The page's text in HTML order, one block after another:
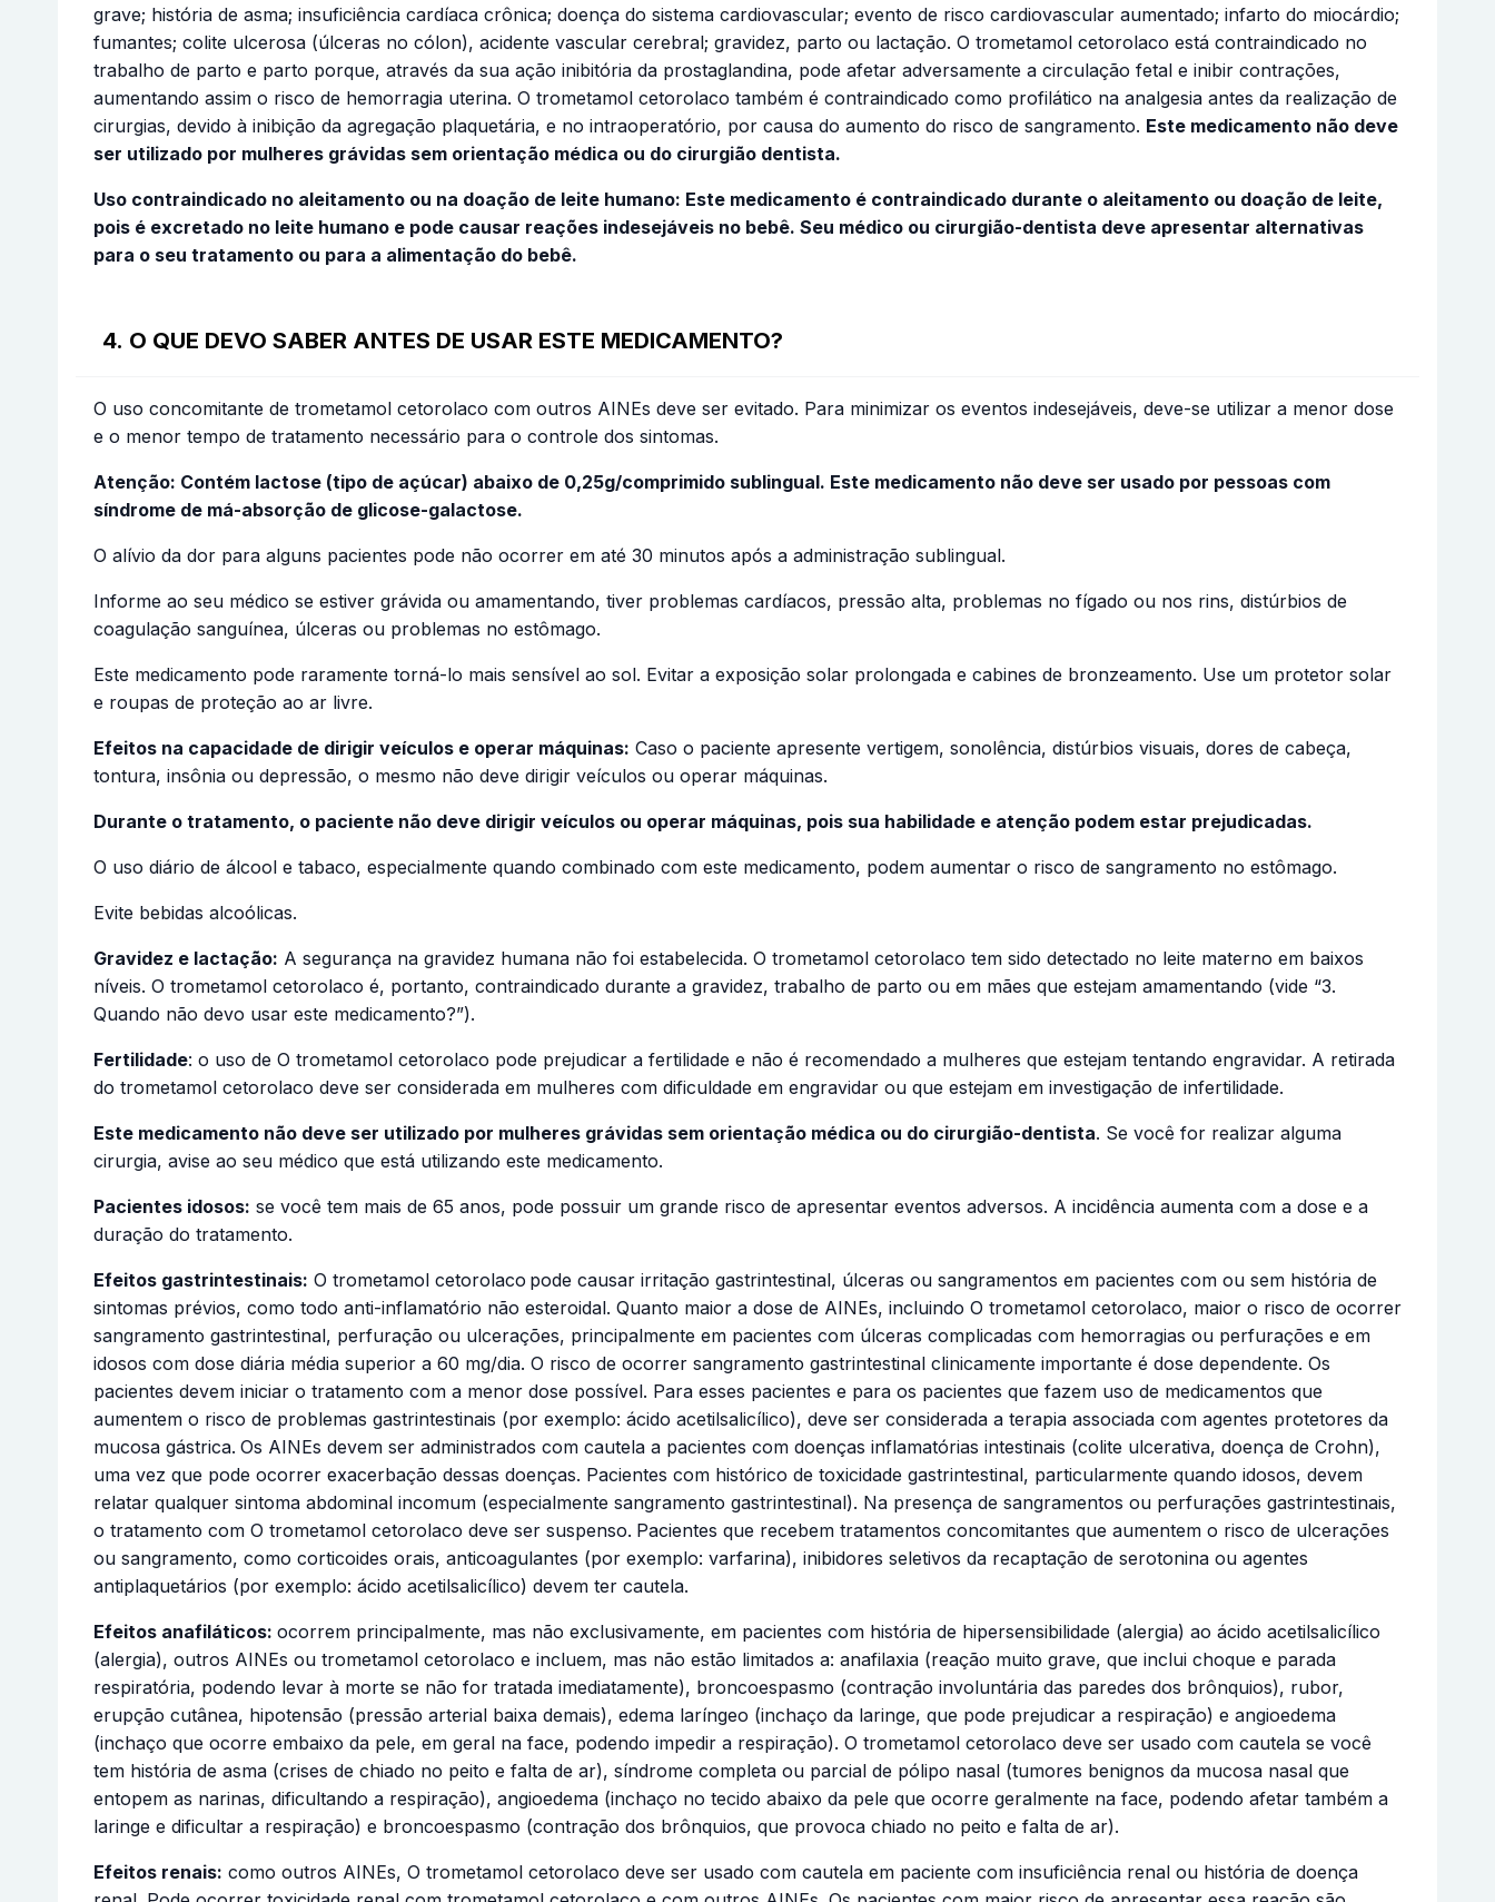
grave; história de asma; insuficiência cardíaca crônica; doença do sistema cardiovascular; evento de risco cardiovascular aumentado; infarto do miocárdio;
fumantes; colite ulcerosa (úlceras no cólon), acidente vascular cerebral; gravidez, parto ou lactação. O trometamol cetorolaco está contraindicado no
trabalho de parto e parto porque, através da sua ação inibitória da prostaglandina, pode afetar adversamente a circulação fetal e inibir contrações,
aumentando assim o risco de hemorragia uterina. O trometamol cetorolaco também é contraindicado como profilático na analgesia antes da realização de
cirurgias, devido à inibição da agregação plaquetária, e no intraoperatório, por causa do aumento do risco de sangramento. Este medicamento não deve
ser utilizado por mulheres grávidas sem orientação médica ou do cirurgião dentista.
Uso contraindicado no aleitamento ou na doação de leite humano: Este medicamento é contraindicado durante o aleitamento ou doação de leite,
pois é excretado no leite humano e pode causar reações indesejáveis no bebê. Seu médico ou cirurgião-dentista deve apresentar alternativas
para o seu tratamento ou para a alimentação do bebê.
4. O QUE DEVO SABER ANTES DE USAR ESTE MEDICAMENTO?
O uso concomitante de trometamol cetorolaco com outros AINEs deve ser evitado. Para minimizar os eventos indesejáveis, deve-se utilizar a menor dose
e o menor tempo de tratamento necessário para o controle dos sintomas.
Atenção: Contém lactose (tipo de açúcar) abaixo de 0,25g/comprimido sublingual. Este medicamento não deve ser usado por pessoas com
síndrome de má-absorção de glicose-galactose.
O alívio da dor para alguns pacientes pode não ocorrer em até 30 minutos após a administração sublingual.
Informe ao seu médico se estiver grávida ou amamentando, tiver problemas cardíacos, pressão alta, problemas no fígado ou nos rins, distúrbios de
coagulação sanguínea, úlceras ou problemas no estômago.
Este medicamento pode raramente torná-lo mais sensível ao sol. Evitar a exposição solar prolongada e cabines de bronzeamento. Use um protetor solar
e roupas de proteção ao ar livre.
Efeitos na capacidade de dirigir veículos e operar máquinas: Caso o paciente apresente vertigem, sonolência, distúrbios visuais, dores de cabeça,
tontura, insônia ou depressão, o mesmo não deve dirigir veículos ou operar máquinas.
Durante o tratamento, o paciente não deve dirigir veículos ou operar máquinas, pois sua habilidade e atenção podem estar prejudicadas.
O uso diário de álcool e tabaco, especialmente quando combinado com este medicamento, podem aumentar o risco de sangramento no estômago.
Evite bebidas alcoólicas.
Gravidez e lactação: A segurança na gravidez humana não foi estabelecida. O trometamol cetorolaco tem sido detectado no leite materno em baixos
níveis. O trometamol cetorolaco é, portanto, contraindicado durante a gravidez, trabalho de parto ou em mães que estejam amamentando (vide “3.
Quando não devo usar este medicamento?”).
Fertilidade: o uso de O trometamol cetorolaco pode prejudicar a fertilidade e não é recomendado a mulheres que estejam tentando engravidar. A retirada
do trometamol cetorolaco deve ser considerada em mulheres com dificuldade em engravidar ou que estejam em investigação de infertilidade.
Este medicamento não deve ser utilizado por mulheres grávidas sem orientação médica ou do cirurgião-dentista. Se você for realizar alguma
cirurgia, avise ao seu médico que está utilizando este medicamento.
Pacientes idosos: se você tem mais de 65 anos, pode possuir um grande risco de apresentar eventos adversos. A incidência aumenta com a dose e a
duração do tratamento.
Efeitos gastrintestinais: O trometamol cetorolaco pode causar irritação gastrintestinal, úlceras ou sangramentos em pacientes com ou sem história de
sintomas prévios, como todo anti-inflamatório não esteroidal. Quanto maior a dose de AINEs, incluindo O trometamol cetorolaco, maior o risco de ocorrer
sangramento gastrintestinal, perfuração ou ulcerações, principalmente em pacientes com úlceras complicadas com hemorragias ou perfurações e em
idosos com dose diária média superior a 60 mg/dia. O risco de ocorrer sangramento gastrintestinal clinicamente importante é dose dependente. Os
pacientes devem iniciar o tratamento com a menor dose possível. Para esses pacientes e para os pacientes que fazem uso de medicamentos que
aumentem o risco de problemas gastrintestinais (por exemplo: ácido acetilsalicílico), deve ser considerada a terapia associada com agentes protetores da
mucosa gástrica. Os AINEs devem ser administrados com cautela a pacientes com doenças inflamatórias intestinais (colite ulcerativa, doença de Crohn),
uma vez que pode ocorrer exacerbação dessas doenças. Pacientes com histórico de toxicidade gastrintestinal, particularmente quando idosos, devem
relatar qualquer sintoma abdominal incomum (especialmente sangramento gastrintestinal). Na presença de sangramentos ou perfurações gastrintestinais,
o tratamento com O trometamol cetorolaco deve ser suspenso. Pacientes que recebem tratamentos concomitantes que aumentem o risco de ulcerações
ou sangramento, como corticoides orais, anticoagulantes (por exemplo: varfarina), inibidores seletivos da recaptação de serotonina ou agentes
antiplaquetários (por exemplo: ácido acetilsalicílico) devem ter cautela.
Efeitos anafiláticos: ocorrem principalmente, mas não exclusivamente, em pacientes com história de hipersensibilidade (alergia) ao ácido acetilsalicílico
(alergia), outros AINEs ou trometamol cetorolaco e incluem, mas não estão limitados a: anafilaxia (reação muito grave, que inclui choque e parada
respiratória, podendo levar à morte se não for tratada imediatamente), broncoespasmo (contração involuntária das paredes dos brônquios), rubor,
erupção cutânea, hipotensão (pressão arterial baixa demais), edema laríngeo (inchaço da laringe, que pode prejudicar a respiração) e angioedema
(inchaço que ocorre embaixo da pele, em geral na face, podendo impedir a respiração). O trometamol cetorolaco deve ser usado com cautela se você
tem história de asma (crises de chiado no peito e falta de ar), síndrome completa ou parcial de pólipo nasal (tumores benignos da mucosa nasal que
entopem as narinas, dificultando a respiração), angioedema (inchaço no tecido abaixo da pele que ocorre geralmente na face, podendo afetar também a
laringe e dificultar a respiração) e broncoespasmo (contração dos brônquios, que provoca chiado no peito e falta de ar).
Efeitos renais: como outros AINEs, O trometamol cetorolaco deve ser usado com cautela em paciente com insuficiência renal ou história de doença